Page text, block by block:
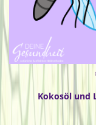
Kokosöl und